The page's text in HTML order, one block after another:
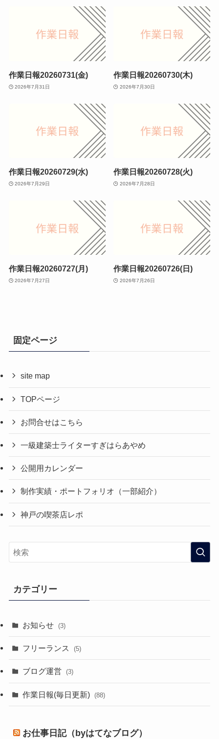
作業日報20260731(金)
2026年7月31日
作業日報20260730(木)
2026年7月30日
作業日報20260729(水)
2026年7月29日
作業日報20260728(火)
2026年7月28日
作業日報20260727(月)
2026年7月27日
作業日報20260726(日)
2026年7月26日
固定ページ
site map
TOPページ
お問合せはこちら
一級建築士ライターすぎはらあやめ
公開用カレンダー
制作実績・ポートフォリオ（一部紹介）
神戸の喫茶店レポ
カテゴリー
お知らせ (3)
フリーランス (5)
ブログ運営 (3)
作業日報(毎日更新) (88)
お仕事日記（byはてなブログ）